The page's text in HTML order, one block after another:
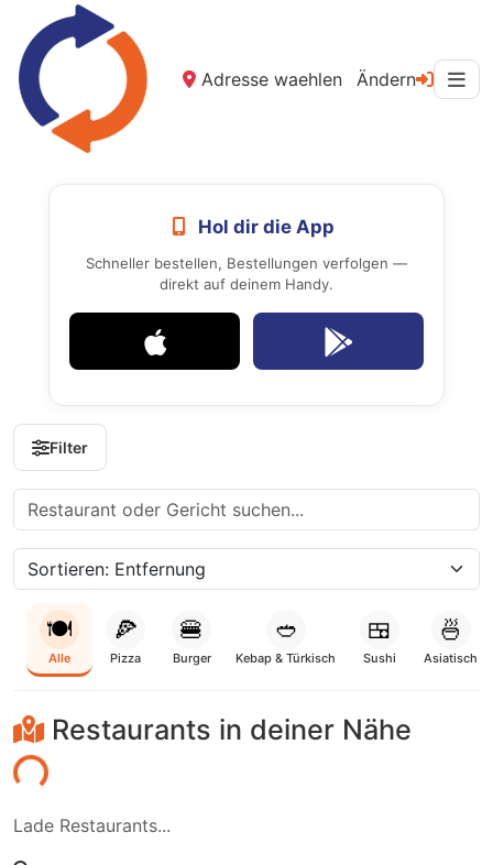
Adresse waehlen Ändern
Hol dir die App
Schneller bestellen, Bestellungen verfolgen —
direkt auf deinem Handy.
Filter
🍽️
Alle
🍕
Pizza
🍔
Burger
🥙
Kebap & Türkisch
🍱
Sushi
🍜
Asiatisch
Restaurants in deiner Nähe
Lade Restaurants...